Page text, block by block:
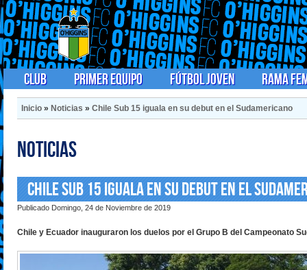
Club Primer Equipo Fútbol Joven Rama
Inicio » Noticias » Chile Sub 15 iguala en su debut en el Sudamericano
Noticias
Chile Sub 15 iguala en su debut en el
Publicado Domingo, 24 de Noviembre de 2019
Chile y Ecuador inauguraron los duelos por el Grupo B del Campeonato